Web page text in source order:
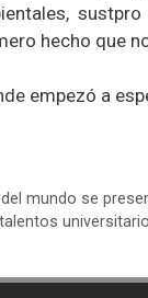
hecho que
empezó a
mundo se